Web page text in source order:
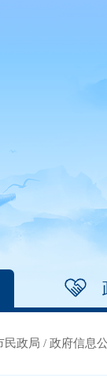
民政局 / 政府信息